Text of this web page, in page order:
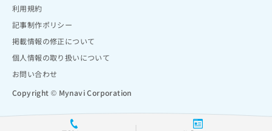
利用規約
記事制作ポリシー
掲載情報の修正について
個人情報の取り扱いについて
お問い合わせ
Copyright © Mynavi Corporation